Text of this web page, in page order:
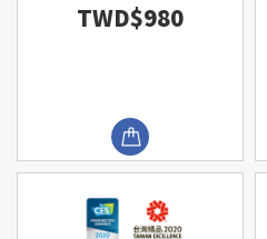
TWD$980